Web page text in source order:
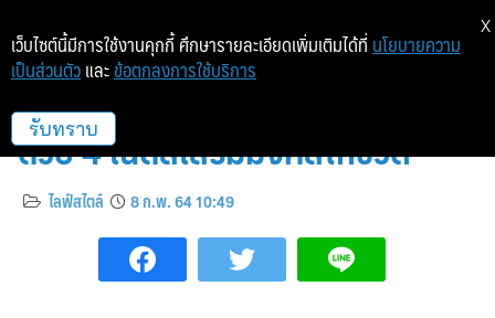
เนรมิตบ้านเฮงๆ ปังๆ รับตรุษจีน
ด้วย 4 เฉดสีเสริมมงคลให้ชีวิต
ไลฟ์สไตล์ 8 ก.พ. 64 10:49
เว็บไซต์นี้มีการใช้งานคุกกี้ ศึกษารายละเอียดเพิ่มเติมได้ที่ นโยบายความ
เป็นส่วนตัว และ ข้อตกลงการใช้บริการ
รับทราบ
X